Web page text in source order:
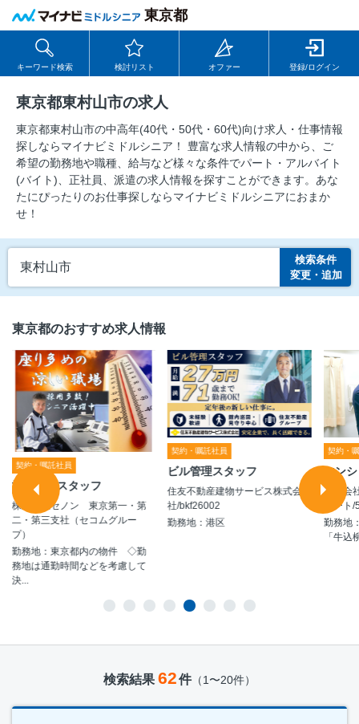
東京都
キーワード検索 検討リスト オファー 登録/ログイン
東京都東村山市の求人
東京都東村山市の中⾼年(40代・50代・60代)向け求⼈・仕事情報
探しならマイナビミドルシニア！ 豊富な求人情報の中から、ご
希望の勤務地や職種、給与など様々な条件でパート・アルバイト
(バイト)、正社員、派遣の求人情報を探すことができます。あな
たにぴったりのお仕事探しならマイナビミドルシニアにおまか
せ！
東村山市
検索条件
変更・追加
東京都のおすすめ求人情報
契約・嘱託社員
施設警備スタッフ
株式会社セノン 東京第一・第
二・第三支社（セコムグルー
プ）
勤務地：東京都内の物件 ◇勤
務地は通勤時間などを考慮して
決...
契約・嘱託社員
ビル管理スタッフ
住友不動産建物サービス株式会
社/bkf26002
勤務地：港区
契約・
マン
株式会
ポート/
勤務地
「牛込
検索結果 62件（1〜20件）